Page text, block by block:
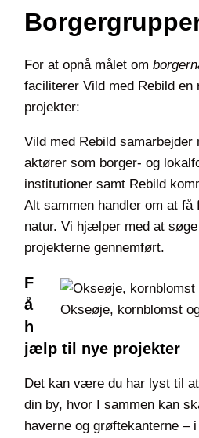
For at opnå målet om
faciliterer Vild med Rebild
projekter:
Vild med Rebild samarbejder
aktører som borger- og
institutioner samt Rebild
Alt sammen handler om at få
natur. Vi hjælper med at
projekterne gennemført.
Okseøje, kornblomst
F
å
h
jælp til nye projekter
Det kan være du har lyst til
din by, hvor I sammen kan
haverne og grøftekanterne –